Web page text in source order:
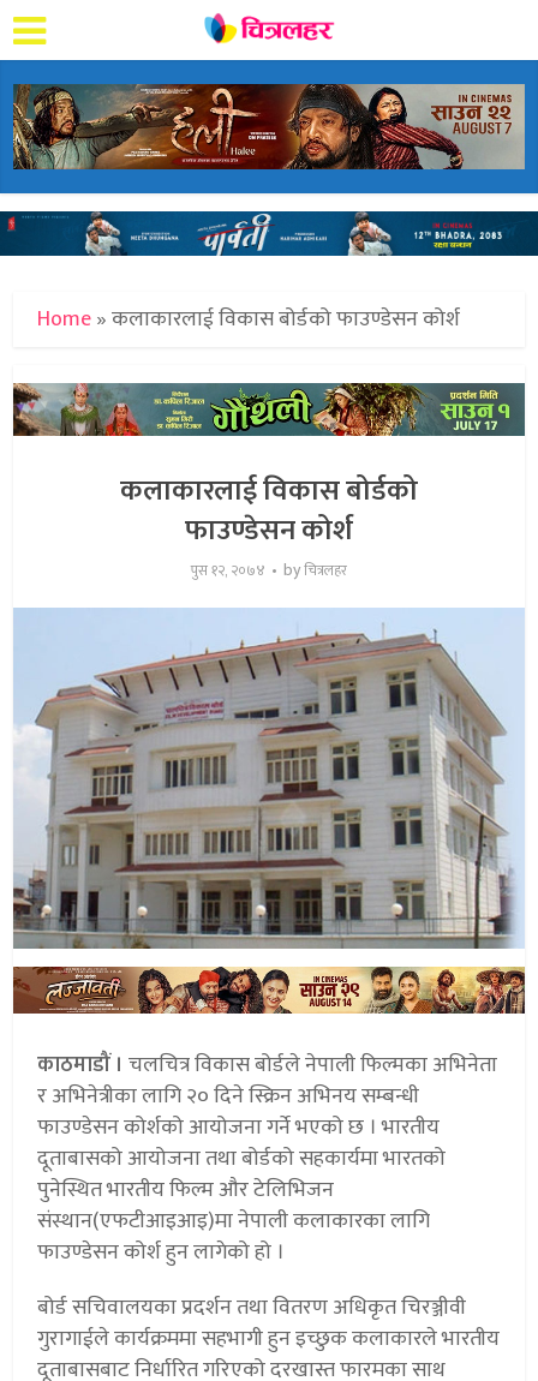
Home»कलाकारलाई विकास बोर्डको फाउण्डेसन कोर्श
कलाकारलाई विकास बोर्डको
फाउण्डेसन कोर्श
पुस १२, २०७४ byचित्रलहर
काठमाडौं । चलचित्र विकास बोर्डले नेपाली फिल्मका अभिनेता
र अभिनेत्रीका लागि २० दिने स्क्रिन अभिनय सम्बन्धी
फाउण्डेसन कोर्शको आयोजना गर्ने भएको छ । भारतीय
दूताबासको आयोजना तथा बोर्डको सहकार्यमा भारतको
पुनेस्थित भारतीय फिल्म और टेलिभिजन
संस्थान(एफटीआइआइ)मा नेपाली कलाकारका लागि
फाउण्डेसन कोर्श हुन लागेको हो ।
बोर्ड सचिवालयका प्रदर्शन तथा वितरण अधिकृत चिरञ्जीवी
गुरागाईले कार्यक्रममा सहभागी हुन इच्छुक कलाकारले भारतीय
दूताबासबाट निर्धारित गरिएको दरखास्त फारमका साथ